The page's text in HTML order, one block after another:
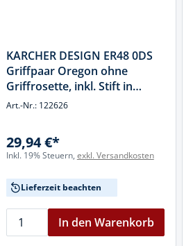
KARCHER DESIGN ER48 0DS
Griffpaar Oregon ohne
Griffrosette, inkl. Stift in
Edelstahl matt, Edelstahl
Art.-Nr.: 122626
29,94 €*
Inkl. 19% Steuern, exkl. Versandkosten
Lieferzeit beachten
In den Warenkorb